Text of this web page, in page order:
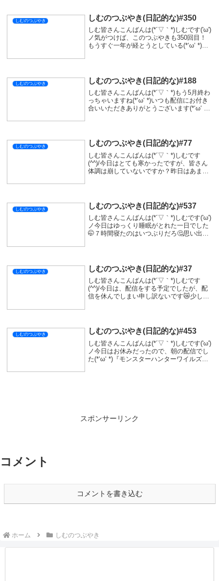
しむのつぶやき しむのつぶやき(日記的な)#350
しむ皆さんこんばんは(*´▽｀*)しむです('ω')
ノ気がつけば、このつぶやきも350回目！
もうすぐ一年が経とうとしている(*‘ω‘ *)こ
しむのつぶやき しむのつぶやき(日記的な)#188
しむ皆さんこんばんは(*´▽｀*)もう5月終わ
っちゃいますね(*‘ω‘ *)いつも配信にお付き
合いいただきありがとうございます(*‘ω‘ *)
しむのつぶやき しむのつぶやき(日記的な)#77
しむ皆さんこんばんは(*´▽｀*)しむです
(^^)/今日はとても寒かったですが、皆さん
体調は崩していないですか？昨日はあまり
は、...
しむのつぶやき しむのつぶやき(日記的な)#537
しむ皆さんこんばんは(*´▽｀*)しむです('ω')
ノ今日はゆっくり睡眠がとれた一日でした
🤭７時間寝たのはいつぶりだろ🤔思い出せ
しむのつぶやき しむのつぶやき(日記的な)#37
しむ皆さんこんばんは(*´▽｀*)しむです
(^^)/今日は、配信をする予定でしたが、配
信を休んでしまい申し訳ないです😿少しだ
しむのつぶやき しむのつぶやき(日記的な)#453
しむ皆さんこんばんは(*´▽｀*)しむです('ω')
ノ今日はお休みだったので、朝の配信でし
た(*‘ω‘ *)『モンスターハンターワイルズ』
スポンサーリンク
コメント
コメントを書き込む
ホーム しむのつぶやき